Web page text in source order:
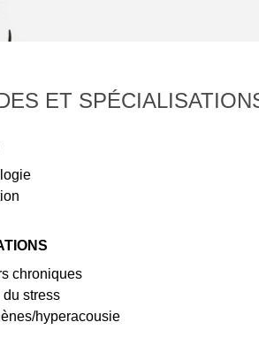
ET
chroniques
stress
hyperacousie